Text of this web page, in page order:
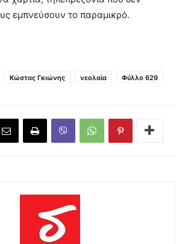
εμπνεύσουν το παραμικρό.
Κώστας Γκιώνης νεολαία Φύλλο 629